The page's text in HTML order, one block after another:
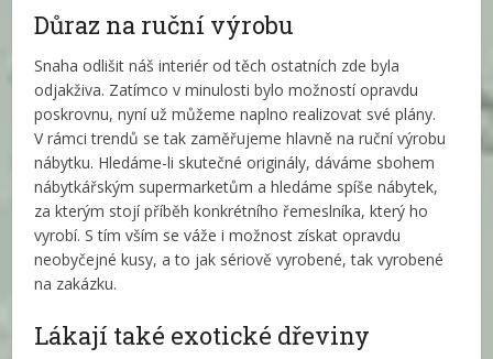
Důraz na ruční výrobu
Snaha odlišit náš interiér od těch ostatních zde byla
odjakživa. Zatímco v minulosti bylo možností opravdu
poskrovnu, nyní už můžeme naplno realizovat své plány.
V rámci trendů se tak zaměřujeme hlavně na ruční výrobu
nábytku. Hledáme-li skutečné originály, dáváme sbohem
nábytkářským supermarketům a hledáme spíše nábytek,
za kterým stojí příběh konkrétního řemeslníka, který ho
vyrobí. S tím vším se váže i možnost získat opravdu
neobyčejné kusy, a to jak sériově vyrobené, tak vyrobené
na zakázku.
Lákají také exotické dřeviny